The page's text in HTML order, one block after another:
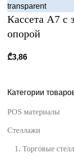
Категории
POS материалы
Стеллажи
1. Торговые
transparent
Кассета А7 с
опорой
₾3,86